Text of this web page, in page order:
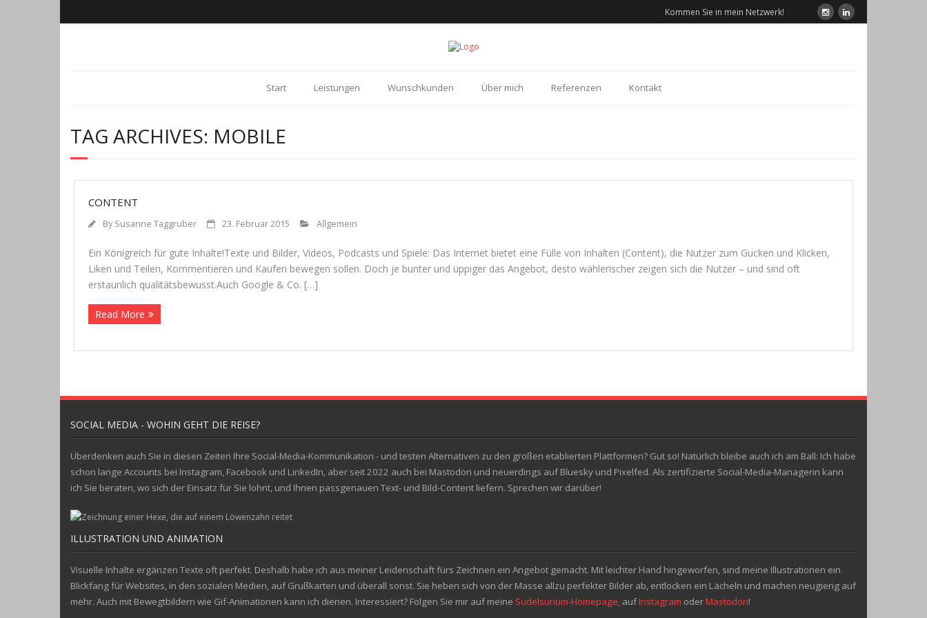
Kommen Sie in mein Netzwerk!
Start Leistungen Wunschkunden Über mich Referenzen Kontakt
TAG ARCHIVES: MOBILE
CONTENT
By Susanne Taggruber 23. Februar 2015 Allgemein
Ein König­reich für gute Inhalte!Texte und Bil­der, Videos, Pod­casts und Spiele: Das Inter­net bie­tet eine Fülle von Inhal­ten (Con­tent), die Nut­zer zum Gucken und Kli­cken,
Liken und Tei­len, Kom­men­tie­ren und Kau­fen bewe­gen sol­len. Doch je bun­ter und üppi­ger das Ange­bot, desto wäh­le­ri­scher zei­gen sich die Nut­zer – und sind oft
erstaun­lich qualitätsbewusst.Auch Google & Co. […]
Read More
SOCIAL MEDIA - WOHIN GEHT DIE REISE?
Überdenken auch Sie in diesen Zeiten Ihre Social-Media-Kommunikation - und testen Alternativen zu den großen etablierten Plattformen? Gut so! Natürlich bleibe auch ich am Ball: Ich habe
schon lange Accounts bei Instagram, Facebook und LinkedIn, aber seit 2022 auch bei Mastodon und neuerdings auf Bluesky und Pixelfed. Als zertifizierte Social-Media-Managerin kann
ich Sie beraten, wo sich der Einsatz für Sie lohnt, und Ihnen passgenauen Text- und Bild-Content liefern. Sprechen wir darüber!
ILLUSTRATION UND ANIMATION
Visuelle Inhalte ergänzen Texte oft perfekt. Deshalb habe ich aus meiner Leidenschaft fürs Zeichnen ein Angebot gemacht. Mit leichter Hand hingeworfen, sind meine Illustrationen ein
Blickfang für Websites, in den sozialen Medien, auf Grußkarten und überall sonst. Sie heben sich von der Masse allzu perfekter Bilder ab, entlocken ein Lächeln und machen neugierig auf
mehr. Auch mit Bewegtbildern wie Gif-Animationen kann ich dienen. Interessiert? Folgen Sie mir auf meine Sudelsurium-Homepage, aufInstagram oderMastodon!